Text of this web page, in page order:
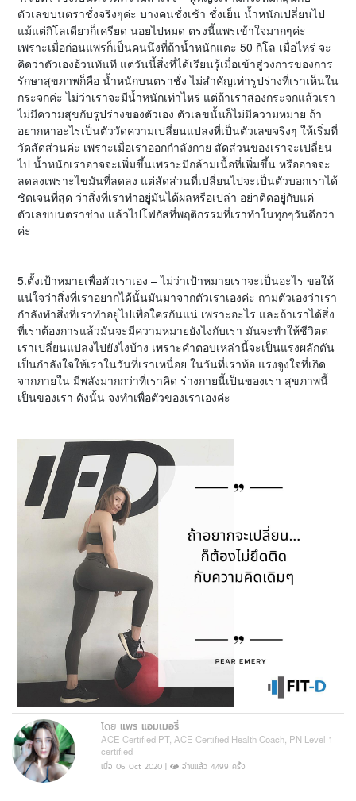
ตัวเลขบนตราชั่งจริงๆค่ะ บางคนชั่งเช้า ชั่งเย็น น้ำหนักเปลี่ยนไป
แม้แต่กิโลเดียวก็เครียด นอยไปหมด ตรงนี้แพรเข้าใจมากๆค่ะ
เพราะเมื่อก่อนแพรก็เป็นคนนึงที่ถ้าน้ำหนักแตะ 50 กิโล เมื่อไหร่ จะ
คิดว่าตัวเองอ้วนทันที แต่วันนี้สิ่งที่ได้เรียนรู้เมื่อเข้าสู่วงการของการ
รักษาสุขภาพก็คือ น้ำหนักบนตราชั่ง ไม่สำคัญเท่ารูปร่างที่เราเห็นใน
กระจกค่ะ ไม่ว่าเราจะมีน้ำหนักเท่าไหร่ แต่ถ้าเราส่องกระจกแล้วเรา
ไม่มีความสุขกับรูปร่างของตัวเอง ตัวเลขนั้นก็ไม่มีความหมาย ถ้า
อยากหาอะไรเป็นตัววัดความเปลี่ยนแปลงที่เป็นตัวเลขจริงๆ ให้เริ่มที่
วัดสัดส่วนค่ะ เพราะเมื่อเราออกกำลังกาย สัดส่วนของเราจะเปลี่ยน
ไป น้ำหนักเราอาจจะเพิ่มขึ้นเพราะมีกล้ามเนื้อที่เพิ่มขึ้น หรืออาจจะ
ลดลงเพราะไขมันที่ลดลง แต่สัดส่วนที่เปลี่ยนไปจะเป็นตัวบอกเราได้
ชัดเจนที่สุด ว่าสิ่งที่เราทำอยู่มันได้ผลหรือเปล่า อย่าติดอยู่กับแค่
ตัวเลขบนตราช่าง แล้วไปโฟกัสที่พฤติกรรมที่เราทำในทุกๆวันดีกว่า
ค่ะ
5.ตั้งเป้าหมายเพื่อตัวเราเอง – ไม่ว่าเป้าหมายเราจะเป็นอะไร ขอให้
แน่ใจว่าสิ่งที่เราอยากได้นั้นมันมาจากตัวเราเองค่ะ ถามตัวเองว่าเรา
กำลังทำสิ่งที่เราทำอยู่ไปเพื่อใครกันแน่ เพราะอะไร และถ้าเราได้สิ่ง
ที่เราต้องการแล้วมันจะมีความหมายยังไงกับเรา มันจะทำให้ชีวิตต
เราเปลี่ยนแปลงไปยังไงบ้าง เพราะคำตอบเหล่านี้จะเป็นแรงผลักดัน
เป็นกำลังใจให้เราในวันที่เราเหนื่อย ในวันที่เราท้อ แรงจูงใจที่เกิด
จากภายใน มีพลังมากกว่าที่เราคิด ร่างกายนี้เป็นของเรา สุขภาพนี้
เป็นของเรา ดังนั้น จงทำเพื่อตัวของเราเองค่ะ
โดย แพร แอมเมอรี่
ACE Certified PT, ACE Certified Health Coach, PN Level 1
certified
เมื่อ 06 Oct 2020 | อ่านแล้ว 4,499 ครั้ง